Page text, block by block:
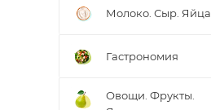
Молоко. Сыр. Яйца
Гастрономия
Овощи. Фрукты.